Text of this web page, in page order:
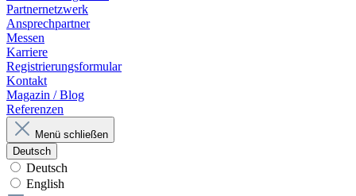
Partnernetzwerk
Ansprechpartner
Messen
Karriere
Registrierungsformular
Kontakt
Magazin / Blog
Referenzen
Menü schließen
Deutsch
Deutsch
English